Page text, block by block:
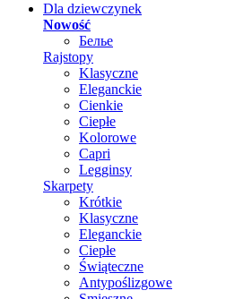
Dla dziewczynek
Nowość
Белье
Rajstopy
Klasyczne
Eleganckie
Cienkie
Ciepłe
Kolorowe
Capri
Legginsy
Skarpety
Krótkie
Klasyczne
Eleganckie
Ciepłe
Świąteczne
Antypoślizgowe